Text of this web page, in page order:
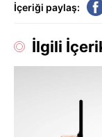
İçeriği paylaş:
İlgili